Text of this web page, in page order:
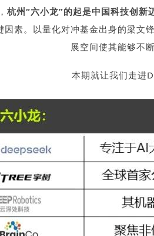
杭州“六小龙”的起是中国科技创新
素。以量化对冲基金出身的梁文
展空间使其能够不
本期就让我们走进